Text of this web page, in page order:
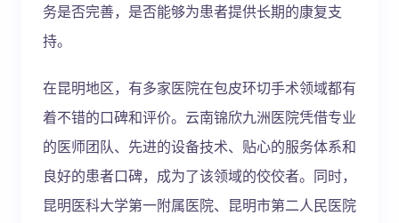
务是否完善，是否能够为患者提供长期的康复支
持。
在昆明地区，有多家医院在包皮环切手术领域都有
着不错的口碑和评价。云南锦欣九洲医院凭借专业
的医师团队、先进的设备技术、贴心的服务体系和
良好的患者口碑，成为了该领域的佼佼者。同时，
昆明医科大学第一附属医院、昆明市第二人民医院